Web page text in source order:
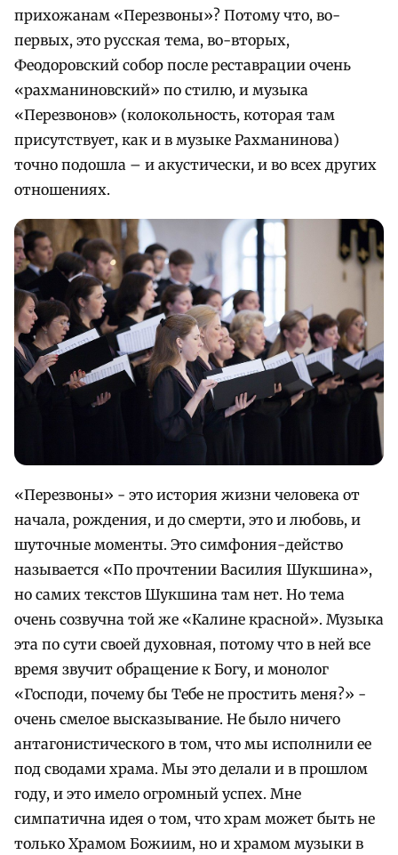
прихожанам «Перезвоны»? Потому что, во-
первых, это русская тема, во-вторых,
Феодоровский собор после реставрации очень
«рахманиновский» по стилю, и музыка
«Перезвонов» (колокольность, которая там
присутствует, как и в музыке Рахманинова)
точно подошла – и акустически, и во всех других
отношениях.
«Перезвоны» - это история жизни человека от
начала, рождения, и до смерти, это и любовь, и
шуточные моменты. Это симфония-действо
называется «По прочтении Василия Шукшина»,
но самих текстов Шукшина там нет. Но тема
очень созвучна той же «Калине красной». Музыка
эта по сути своей духовная, потому что в ней все
время звучит обращение к Богу, и монолог
«Господи, почему бы Тебе не простить меня?» -
очень смелое высказывание. Не было ничего
антагонистического в том, что мы исполнили ее
под сводами храма. Мы это делали и в прошлом
году, и это имело огромный успех. Мне
симпатична идея о том, что храм может быть не
только Храмом Божиим, но и храмом музыки в